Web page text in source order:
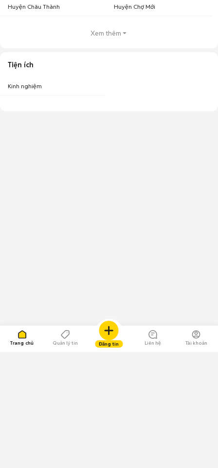
Trang chủ Quản lý tin Đăng tin Liên hệ Tài khoản
Huyện Châu Thành Huyện Chợ Mới
Xem thêm
Tiện ích
Kinh nghiệm